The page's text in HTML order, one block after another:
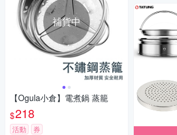
補貨中
【Ogula小倉】電煮鍋 蒸籠
$218
活動 券